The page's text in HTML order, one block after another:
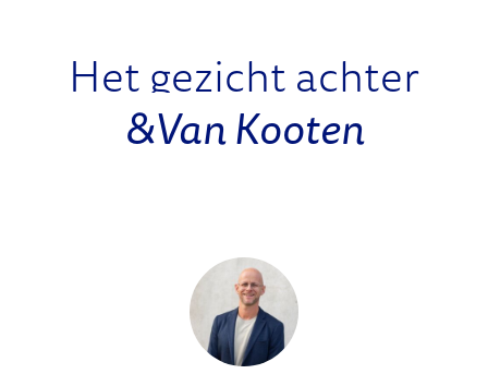
Het gezicht achter
&Van Kooten